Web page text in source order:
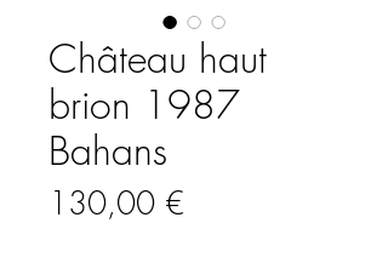
Château haut
brion 1987
Bahans
130,00 €